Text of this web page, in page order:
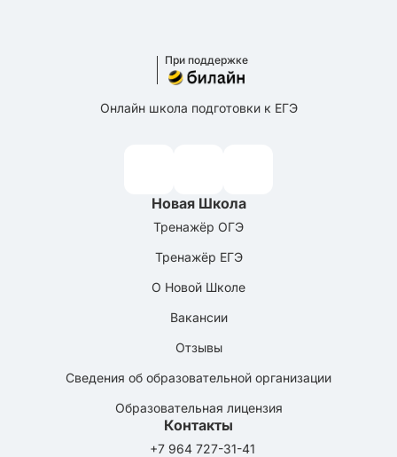
При поддержке
Онлайн школа подготовки к ЕГЭ
Новая Школа
Тренажёр ОГЭ
Тренажёр ЕГЭ
О Новой Школе
Вакансии
Отзывы
Сведения об образовательной организации
Образовательная лицензия
Контакты
+7 964 727-31-41